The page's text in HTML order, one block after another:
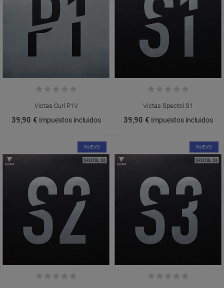
Victas Curl P1V
39,90 € Impuestos incluidos
Victas Spectol S1
39,90 € Impuestos incluidos
NUEVO NUEVO